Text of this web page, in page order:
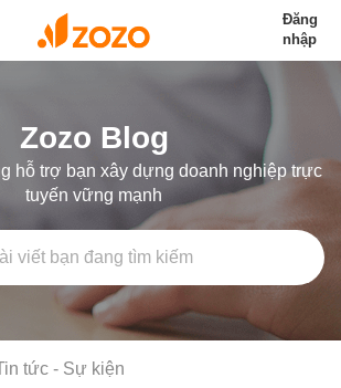
Đăng
nhập
Zozo Blog
hỗ trợ bạn xây dựng doanh nghiệp trực
tuyến vững mạnh
tức - Sự kiện